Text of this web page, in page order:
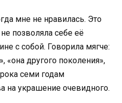
мне не нравилась. Это
позволяла себе её
с собой. Говорила мягче:
«она другого поколения»,
семи годам
на украшение очевидного.